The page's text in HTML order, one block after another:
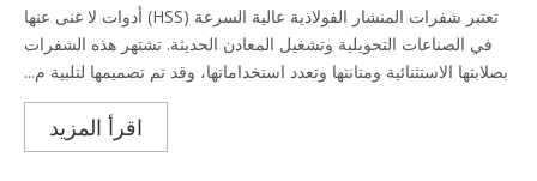
تعتبر شفرات المنشار الفولاذية عالية السرعة (HSS) أدوات لا غنى عنها
في الصناعات التحويلية وتشغيل المعادن الحديثة. تشتهر هذه الشفرات
بصلابتها الاستثنائية ومتانتها وتعدد استخداماتها، وقد تم تصميمها لتلبية م...
اقرأ المزيد